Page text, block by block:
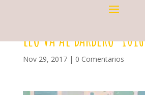
LEO VA AL BARBERO-1016
Nov 29, 2017| 0 Comentarios